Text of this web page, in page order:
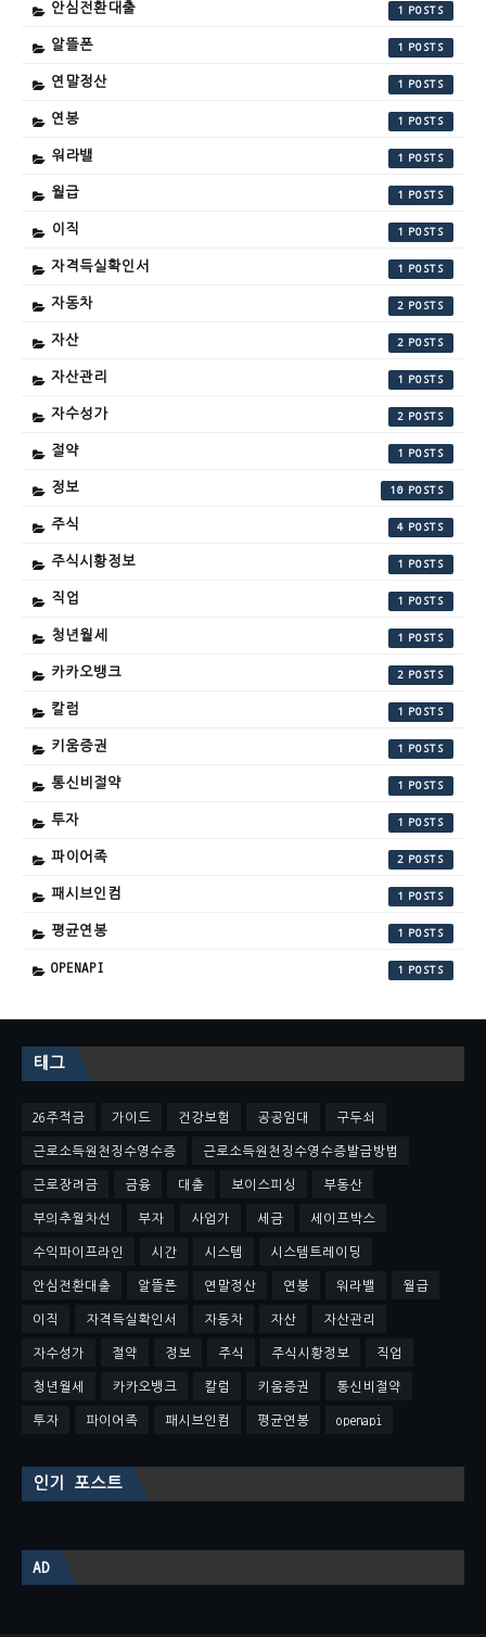
안심전환대출 1
알뜰폰 1
연말정산 1
연봉 1
워라밸 1
월급 1
이직 1
자격득실확인서 1
자동차 2
자산 2
자산관리 1
자수성가 2
절약 1
정보 10
주식 4
주식시황정보 1
직업 1
청년월세 1
카카오뱅크 2
칼럼 1
키움증권 1
통신비절약 1
투자 1
파이어족 2
패시브인컴 1
평균연봉 1
OPENAPI 1
태그
26주적금 가이드 건강보험 공공임대 구두쇠
근로소득원천징수영수증 근로소득원천징수영수증발급방법
근로장려금 금융 대출 보이스피싱 부동산
부의추월차선 부자 사업가 세금 세이프박스
수익파이프라인 시간 시스템 시스템트레이딩
안심전환대출 알뜰폰 연말정산 연봉 워라밸 월급
이직 자격득실확인서 자동차 자산 자산관리
자수성가 절약 정보 주식 주식시황정보 직업
청년월세 카카오뱅크 칼럼 키움증권 통신비절약
투자 파이어족 패시브인컴 평균연봉 openapi
인기 포스트
AD